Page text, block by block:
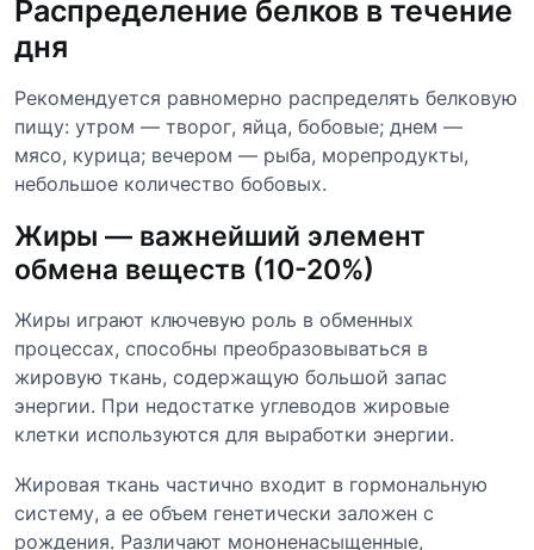
Распределение белков в течение
дня
Рекомендуется равномерно распределять белковую
пищу: утром — творог, яйца, бобовые; днем —
мясо, курица; вечером — рыба, морепродукты,
небольшое количество бобовых.
Жиры — важнейший элемент
обмена веществ (10-20%)
Жиры играют ключевую роль в обменных
процессах, способны преобразовываться в
жировую ткань, содержащую большой запас
энергии. При недостатке углеводов жировые
клетки используются для выработки энергии.
Жировая ткань частично входит в гормональную
систему, а ее объем генетически заложен с
рождения. Различают мононенасыщенные,